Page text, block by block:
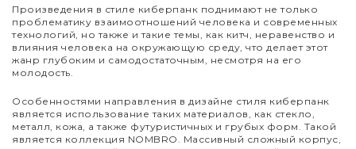
Произведения в стиле киберпанк поднимают не только
проблематику взаимоотношений человека и современных
технологий, но также и такие темы, как китч, неравенство и
влияния человека на окружающую среду, что делает этот
жанр глубоким и самодостаточным, несмотря на его
молодость.
Особенностями направления в дизайне стиля киберпанк
является использование таких материалов, как стекло,
металл, кожа, а также футуристичных и грубых форм. Такой
является коллекция NOMBRO. Массивный сложный корпус,